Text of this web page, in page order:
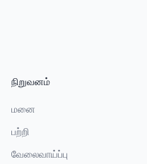
நிறுவனம்
மனை
பற்றி
வேலைவாய்ப்பு